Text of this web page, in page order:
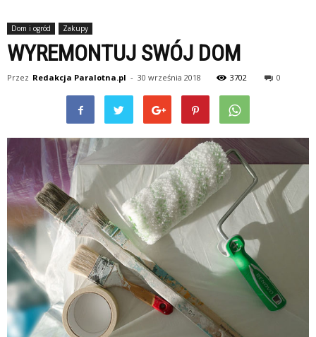
Dom i ogród Zakupy
WYREMONTUJ SWÓJ DOM
Przez Redakcja Paralotna.pl - 30 września 2018 3702 0